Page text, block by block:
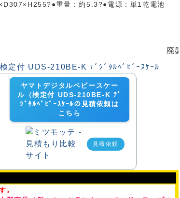
重量：約5.3?●電源：単1乾電池
廃盤
ヤマトデジタルベビースケー
ル（検定付 UDS-210BE-K ﾃﾞ
ｼﾞﾀﾙﾍﾞﾋﾞｰｽｹｰﾙの見積依頼は
こちら
見積依頼
。